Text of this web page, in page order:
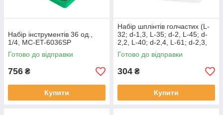
Набір інструментів 36 од.,
1/4, MC-ET-6036SP
Готово до відправки
756 ₴
Купити
Набір шплінтів голчастих (L-
32; d-1,3, L-35; d-2, L-45; d-
2,2, L-40; d-2,4, L-61; d-2,3,
L-73; d-3,2) 6 видів, MC-N-
294543
Готово до відправки
304 ₴
Купити